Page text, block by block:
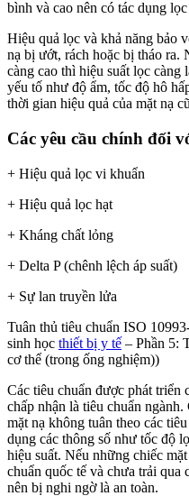
bình và cao nên có tác dụng
Hiệu quả lọc và khả năng bảo
nạ bị ướt, rách hoặc bị tháo ra.
càng cao thì hiệu suất lọc
yếu tố như độ ẩm, tốc độ hô
thời gian hiệu quả của mặt nạ
Các yêu cầu chính đối
+ Hiệu quả lọc vi khuẩn
+ Hiệu quả lọc hạt
+ Kháng chất lỏng
+ Delta P (chênh lệch áp suất)
+ Sự lan truyền lửa
Tuân thủ tiêu chuẩn ISO
sinh học thiết bị y tế – Phần 5:
cơ thể (trong ống nghiệm))
Các tiêu chuẩn được phát triển
chấp nhận là tiêu chuẩn
mặt nạ không tuân theo các
dụng các thông số như tốc độ
hiệu suất. Nếu những chiếc
chuẩn quốc tế và chưa trải qua
nên bị nghi ngờ là an toàn.